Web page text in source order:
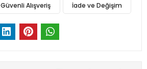
Güvenli Alışveriş İade ve Değişim